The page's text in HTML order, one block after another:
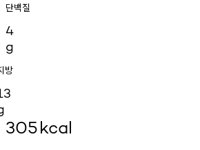
단백질
4
g
방
305kcal